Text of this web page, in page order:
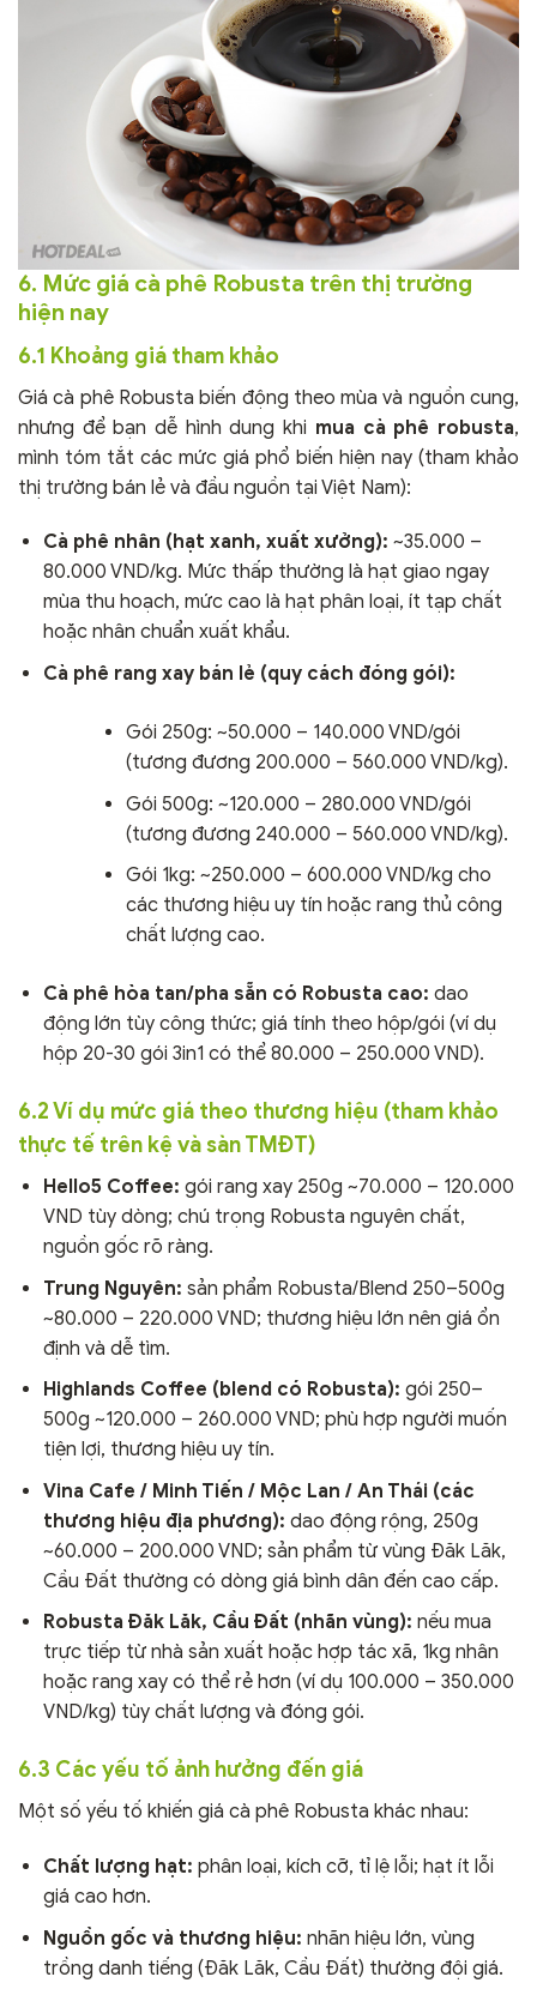
6. Mức giá cà phê Robusta trên thị trường
hiện nay
6.1 Khoảng giá tham khảo
Giá cà phê Robusta biến động theo mùa và nguồn cung,
nhưng để bạn dễ hình dung khi mua cà phê robusta,
mình tóm tắt các mức giá phổ biến hiện nay (tham khảo
thị trường bán lẻ và đầu nguồn tại Việt Nam):
Cà phê nhân (hạt xanh, xuất xưởng): ~35.000 –
80.000 VND/kg. Mức thấp thường là hạt giao ngay
mùa thu hoạch, mức cao là hạt phân loại, ít tạp chất
hoặc nhân chuẩn xuất khẩu.
Cà phê rang xay bán lẻ (quy cách đóng gói):
Gói 250g: ~50.000 – 140.000 VND/gói
(tương đương 200.000 – 560.000 VND/kg).
Gói 500g: ~120.000 – 280.000 VND/gói
(tương đương 240.000 – 560.000 VND/kg).
Gói 1kg: ~250.000 – 600.000 VND/kg cho
các thương hiệu uy tín hoặc rang thủ công
chất lượng cao.
Cà phê hòa tan/pha sẵn có Robusta cao: dao
động lớn tùy công thức; giá tính theo hộp/gói (ví dụ
hộp 20-30 gói 3in1 có thể 80.000 – 250.000 VND).
6.2 Ví dụ mức giá theo thương hiệu (tham khảo
thực tế trên kệ và sàn TMĐT)
Hello5 Coffee: gói rang xay 250g ~70.000 – 120.000
VND tùy dòng; chú trọng Robusta nguyên chất,
nguồn gốc rõ ràng.
Trung Nguyên: sản phẩm Robusta/Blend 250–500g
~80.000 – 220.000 VND; thương hiệu lớn nên giá ổn
định và dễ tìm.
Highlands Coffee (blend có Robusta): gói 250–
500g ~120.000 – 260.000 VND; phù hợp người muốn
tiện lợi, thương hiệu uy tín.
Vina Cafe / Minh Tiến / Mộc Lan / An Thái (các
thương hiệu địa phương): dao động rộng, 250g
~60.000 – 200.000 VND; sản phẩm từ vùng Đăk Lăk,
Cầu Đất thường có dòng giá bình dân đến cao cấp.
Robusta Đăk Lăk, Cầu Đất (nhãn vùng): nếu mua
trực tiếp từ nhà sản xuất hoặc hợp tác xã, 1kg nhân
hoặc rang xay có thể rẻ hơn (ví dụ 100.000 – 350.000
VND/kg) tùy chất lượng và đóng gói.
6.3 Các yếu tố ảnh hưởng đến giá
Một số yếu tố khiến giá cà phê Robusta khác nhau:
Chất lượng hạt: phân loại, kích cỡ, tỉ lệ lỗi; hạt ít lỗi
giá cao hơn.
Nguồn gốc và thương hiệu: nhãn hiệu lớn, vùng
trồng danh tiếng (Đăk Lăk, Cầu Đất) thường đội giá.